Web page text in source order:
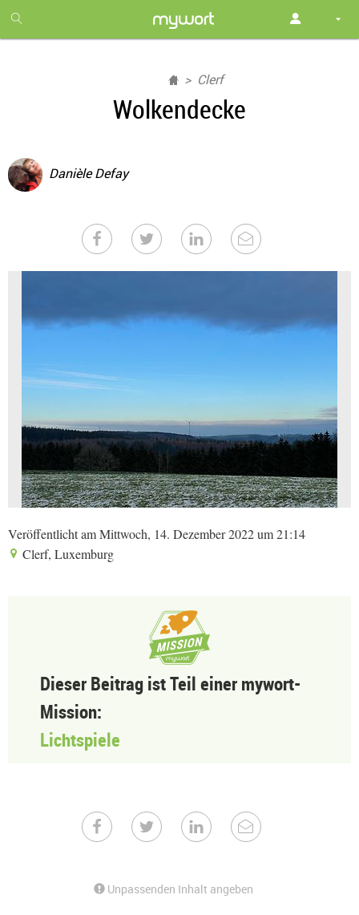
month
free
Clerf
Wolkendecke
Danièle Defay
Veröffentlicht am Mittwoch, 14. Dezember 2022 um 21:14
Clerf, Luxemburg
Dieser Beitrag ist Teil einer mywort-
Mission:
Lichtspiele
Unpassenden Inhalt angeben